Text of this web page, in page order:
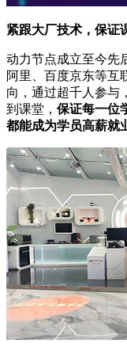
紧跟大厂技术，保证
动力节点成立至今先
阿里、百度京东等互
向，通过超千人参与
到课堂， 保证每一位
都能成为学员高薪就